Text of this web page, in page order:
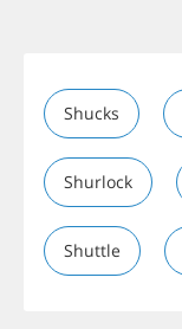
Shucks
Shurlock
Shuttle